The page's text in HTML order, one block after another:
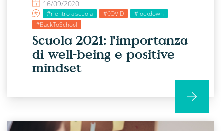
16/09/2020
#rientro a scuola #COVID
#lockdown
#BackToSchool
Scuola 2021: l'importanza
di well-being e positive
mindset